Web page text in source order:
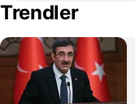
Trendler